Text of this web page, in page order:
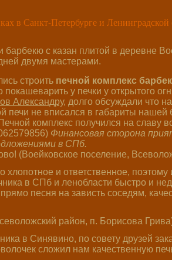
!Опытный печник!
строить печной комплекс
покашеварить у печки у открытого
Александру, долго обсуждали что
печи не вписался в габариты
комплекс получился на славу
Финансовая сторона
в СПб.
(Воейковское поселение,
хлопотное и ответственное,
в СПб и ленобласти быстро и
песня на зависть соседям,
район, п. Борисова
в Синявино, по совету друзей
сложил нам